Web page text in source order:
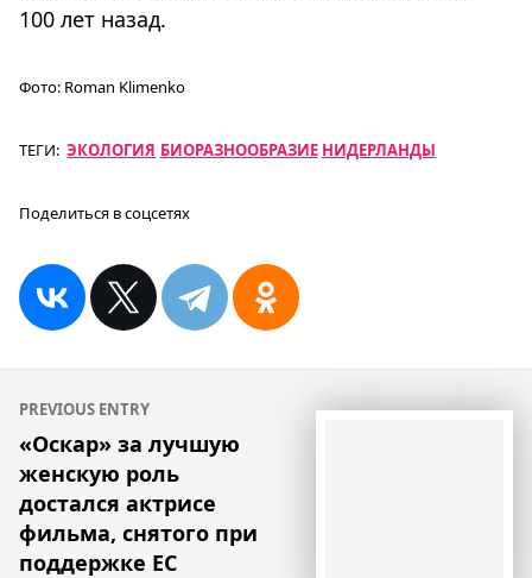
100 лет назад.
Фото: Roman Klimenko
ТЕГИ: ЭКОЛОГИЯ БИОРАЗНООБРАЗИЕ НИДЕРЛАНДЫ
Поделиться в соцсетях
Навигация
по
записям
PREVIOUS ENTRY
«Оскар» за лучшую
женскую роль
достался актрисе
фильма, снятого при
поддержке ЕС